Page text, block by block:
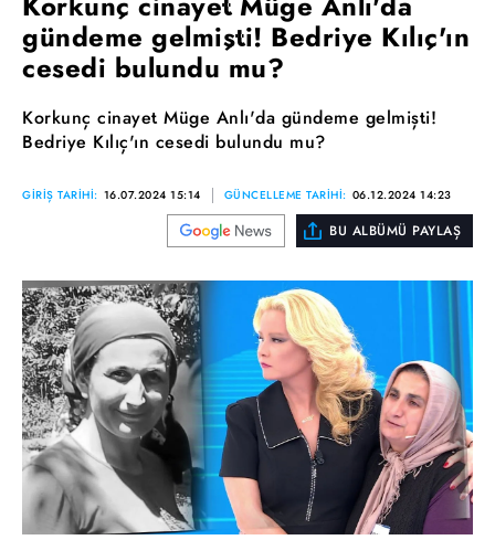
gündeme gelmişti! Bedriye Kılıç'ın
cesedi bulundu mu?
Korkunç cinayet Müge Anlı'da gündeme gelmişti!
Bedriye Kılıç'ın cesedi bulundu mu?
GİRİŞ TARİHİ: 16.07.2024 15:14 GÜNCELLEME TARİHİ: 06.12.2024 14:23
BU ALBÜMÜ PAYLAŞ